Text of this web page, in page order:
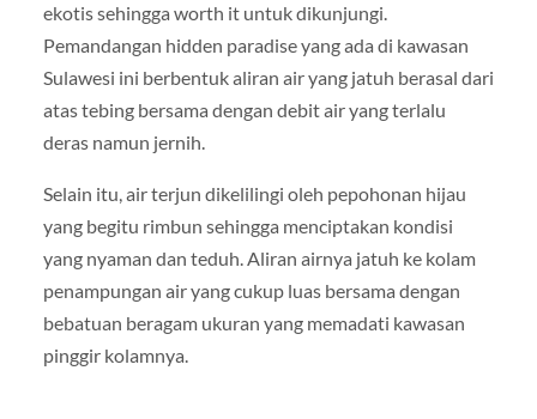
ekotis sehingga worth it untuk dikunjungi.
Pemandangan hidden paradise yang ada di kawasan
Sulawesi ini berbentuk aliran air yang jatuh berasal dari
atas tebing bersama dengan debit air yang terlalu
deras namun jernih.
Selain itu, air terjun dikelilingi oleh pepohonan hijau
yang begitu rimbun sehingga menciptakan kondisi
yang nyaman dan teduh. Aliran airnya jatuh ke kolam
penampungan air yang cukup luas bersama dengan
bebatuan beragam ukuran yang memadati kawasan
pinggir kolamnya.